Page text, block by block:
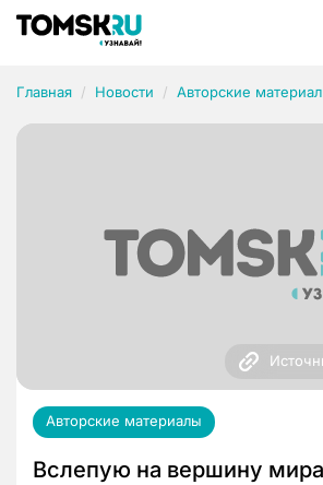
Главная Новости Авторские
Авторские материалы
Вслепую на вершину мира